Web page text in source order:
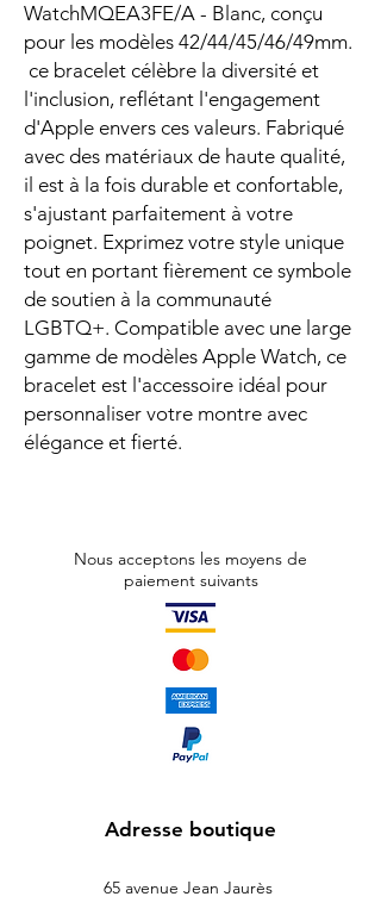
WatchMQEA3FE/A - Blanc, conçu
pour les modèles 42/44/45/46/49mm.
ce bracelet célèbre la diversité et
l'inclusion, reflétant l'engagement
d'Apple envers ces valeurs. Fabriqué
avec des matériaux de haute qualité,
il est à la fois durable et confortable,
s'ajustant parfaitement à votre
poignet. Exprimez votre style unique
tout en portant fièrement ce symbole
de soutien à la communauté
LGBTQ+. Compatible avec une large
gamme de modèles Apple Watch, ce
bracelet est l'accessoire idéal pour
personnaliser votre montre avec
élégance et fierté.
Nous acceptons les moyens de
paiement suivants
Adresse boutique
65 avenue Jean Jaurès